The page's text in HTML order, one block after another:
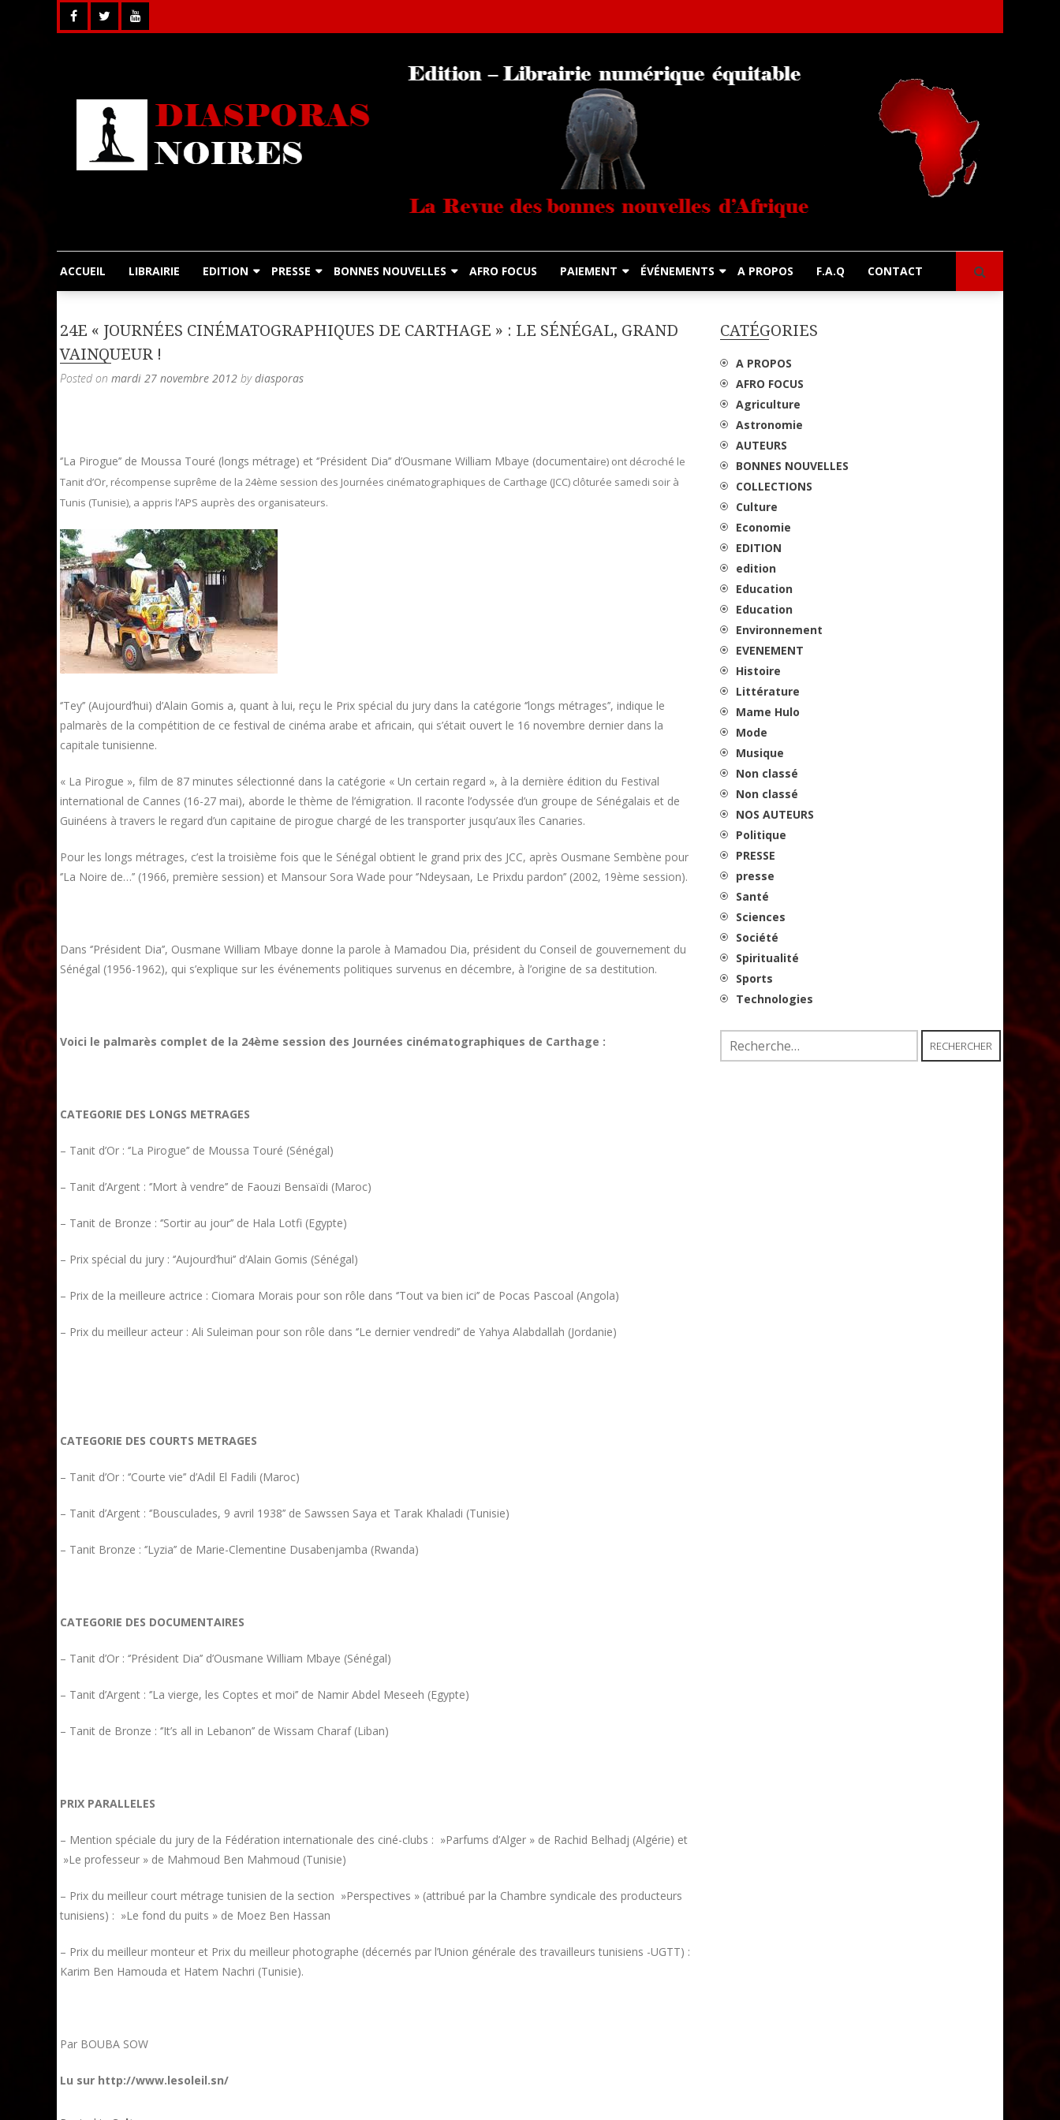
Skip
to
Diasporas Noires
ACCUEIL LIBRAIRIE EDITION PRESSE BONNES NOUVELLES AFRO FOCUS PAIEMENT ÉVÉNEMENTS A PROPOS F.A.Q CONTACT
24E « JOURNÉES CINÉMATOGRAPHIQUES DE CARTHAGE » : LE SÉNÉGAL, GRAND
VAINQUEUR !
Posted on mardi 27 novembre 2012 bydiasporas
‘’La Pirogue’’ de Moussa Touré (longs métrage) et ‘’Président Dia’’ d’Ousmane William Mbaye (documentaire) ont décroché le
Tanit d’Or, récompense suprême de la 24ème session des Journées cinématographiques de Carthage (JCC) clôturée samedi soir à
Tunis (Tunisie), a appris l’APS auprès des organisateurs.
‘’Tey’’ (Aujourd’hui) d’Alain Gomis a, quant à lui, reçu le Prix spécial du jury dans la catégorie ‘’longs métrages’’, indique le
palmarès de la compétition de ce festival de cinéma arabe et africain, qui s’était ouvert le 16 novembre dernier dans la
capitale tunisienne.
« La Pirogue », film de 87 minutes sélectionné dans la catégorie « Un certain regard », à la dernière édition du Festival
international de Cannes (16-27 mai), aborde le thème de l’émigration. Il raconte l’odyssée d’un groupe de Sénégalais et de
Guinéens à travers le regard d’un capitaine de pirogue chargé de les transporter jusqu’aux îles Canaries.
Pour les longs métrages, c’est la troisième fois que le Sénégal obtient le grand prix des JCC, après Ousmane Sembène pour
‘’La Noire de…’’ (1966, première session) et Mansour Sora Wade pour ‘’Ndeysaan, Le Prixdu pardon’’ (2002, 19ème session).
Dans ‘’Président Dia’’, Ousmane William Mbaye donne la parole à Mamadou Dia, président du Conseil de gouvernement du
Sénégal (1956-1962), qui s’explique sur les événements politiques survenus en décembre, à l’origine de sa destitution.
Voici le palmarès complet de la 24ème session des Journées cinématographiques de Carthage :
CATEGORIE DES LONGS METRAGES
– Tanit d’Or : ‘’La Pirogue’’ de Moussa Touré (Sénégal)
– Tanit d’Argent : ‘’Mort à vendre’’ de Faouzi Bensaïdi (Maroc)
– Tanit de Bronze : ‘’Sortir au jour’’ de Hala Lotfi (Egypte)
– Prix spécial du jury : ‘’Aujourd’hui’’ d’Alain Gomis (Sénégal)
– Prix de la meilleure actrice : Ciomara Morais pour son rôle dans ‘’Tout va bien ici’’ de Pocas Pascoal (Angola)
– Prix du meilleur acteur : Ali Suleiman pour son rôle dans ‘’Le dernier vendredi’’ de Yahya Alabdallah (Jordanie)
CATEGORIE DES COURTS METRAGES
– Tanit d’Or : ‘’Courte vie’’ d’Adil El Fadili (Maroc)
– Tanit d’Argent : ‘’Bousculades, 9 avril 1938’’ de Sawssen Saya et Tarak Khaladi (Tunisie)
– Tanit Bronze : ‘’Lyzia’’ de Marie-Clementine Dusabenjamba (Rwanda)
CATEGORIE DES DOCUMENTAIRES
– Tanit d’Or : ‘’Président Dia’’ d’Ousmane William Mbaye (Sénégal)
– Tanit d’Argent : ‘’La vierge, les Coptes et moi’’ de Namir Abdel Meseeh (Egypte)
– Tanit de Bronze : ‘’It’s all in Lebanon’’ de Wissam Charaf (Liban)
PRIX PARALLELES
– Mention spéciale du jury de la Fédération internationale des ciné-clubs : »Parfums d’Alger » de Rachid Belhadj (Algérie) et
»Le professeur » de Mahmoud Ben Mahmoud (Tunisie)
– Prix du meilleur court métrage tunisien de la section »Perspectives » (attribué par la Chambre syndicale des producteurs
tunisiens) : »Le fond du puits » de Moez Ben Hassan
– Prix du meilleur monteur et Prix du meilleur photographe (décernés par l’Union générale des travailleurs tunisiens -UGTT) :
Karim Ben Hamouda et Hatem Nachri (Tunisie).
Par BOUBA SOW
Lu sur http://www.lesoleil.sn/
CATÉGORIES
A PROPOS
AFRO FOCUS
Agriculture
Astronomie
AUTEURS
BONNES NOUVELLES
COLLECTIONS
Culture
Economie
EDITION
edition
Education
Education
Environnement
EVENEMENT
Histoire
Littérature
Mame Hulo
Mode
Musique
Non classé
Non classé
NOS AUTEURS
Politique
PRESSE
presse
Santé
Sciences
Société
Spiritualité
Sports
Technologies
Rechercher :